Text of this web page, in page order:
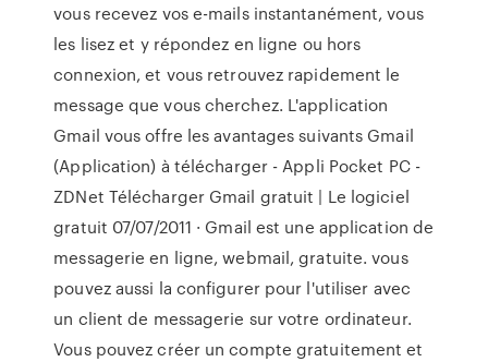
vous recevez vos e-mails instantanément, vous
les lisez et y répondez en ligne ou hors
connexion, et vous retrouvez rapidement le
message que vous cherchez. L'application
Gmail vous offre les avantages suivants Gmail
(Application) à télécharger - Appli Pocket PC -
ZDNet Télécharger Gmail gratuit | Le logiciel
gratuit 07/07/2011 · Gmail est une application de
messagerie en ligne, webmail, gratuite. vous
pouvez aussi la configurer pour l'utiliser avec
un client de messagerie sur votre ordinateur.
Vous pouvez créer un compte gratuitement et